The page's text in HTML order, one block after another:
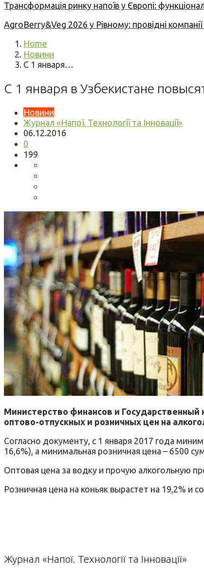
Трансформація ринку напоїв у Європі:
AgroBerry&Veg 2026 у Рівному: провідні
Home
Новини
С 1 января…
С 1 января в Узбекистане
Новини
Журнал «Напої. Технології та Інновації»
06.12.2016
0
199
Министерство финансов и
оптово-отпускных и розничных цен на
Согласно документу, с 1 января 2017 года
16,6%), а минимальная розничная цена – 6500
Оптовая цена за водку и прочую алкогольную
Розничная цена на коньяк вырастет на 19,2% и
Журнал «Напої. Технології та Інновації»